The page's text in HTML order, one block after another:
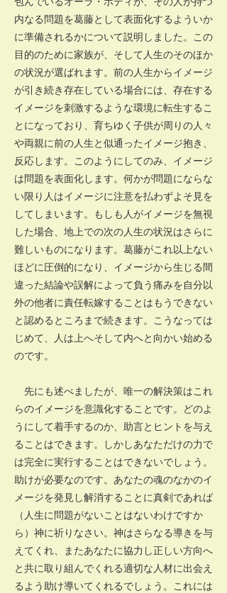
内なる問題を葛藤として表面化するよういか
に準備されるかについて説明しました。この
目的のために家族が、そして人生のそのほか
の状況が選ばれます。前の人生からイメージ
が引き続き存在している場合には、存在する
イメージを刺激するような環境に転生するこ
とになっており、育ちゆく子供が周りの人々
や両親に前の人生と似通ったイメージ抱き、
反応します。このようにしてのみ、イメージ
は問題を表面化します。何かが問題にならな
い限り人はイメージに注意を払わずよそ見を
してしまいます。もしも人がイメージを無視
した場合、地上での次の人生の状況はさらに
難しいものになります。葛藤がこれ以上ない
ほどに圧倒的になり、イメージから生じる間
違った結論や誤解によって負う痛みを自分以
外の他者に責任転嫁することはもうできない
と認めるところまで続きます。こうなっては
じめて、人は上へそして内へと向かい始める
のです。
先にも述べましたが、唯一の解決策はこれ
らのイメージを意識化することです。どのよ
うにして着手するのか、助言とヒントを与え
ることはできます。しかしあなただけの力で
は完全に実行することはできないでしょう。
助けが必要なのです。あなたの魂のなかのイ
メージを発見し解消することに真剣であれば
（人生に問題がないことはないわけですか
ら）神に祈りなさい。神はさらなる導きを与
えてくれ、またあなたに協力し正しい方向へ
と共に取り組んでくれる適切な人材に出会え
るよう助け導いてくれるでしょう。これには